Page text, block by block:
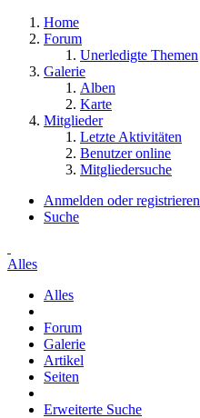
Home
Forum
Unerledigte Themen
Galerie
Alben
Karte
Mitglieder
Letzte Aktivitäten
Benutzer online
Mitgliedersuche
Anmelden oder registrieren
Suche
Alles
Alles
Forum
Galerie
Artikel
Seiten
Erweiterte Suche